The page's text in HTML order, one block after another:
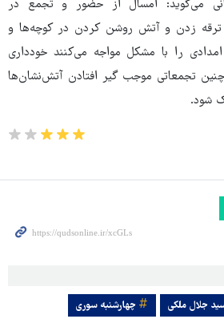
می‌گوید: امسال از حضور و تجمع در
ترقه‌ زدن و آتش روشن کردن در کوچه‌ها و
را با مشکل مواجه می‌کنند خودداری
تجمعاتی موجب گیر افتادن آتش‌نشان‌ها
شود.
جلال ملکی چهارشنبه سوری